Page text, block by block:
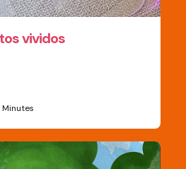
vividos
Minutes